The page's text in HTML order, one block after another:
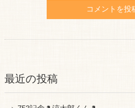
最近の投稿